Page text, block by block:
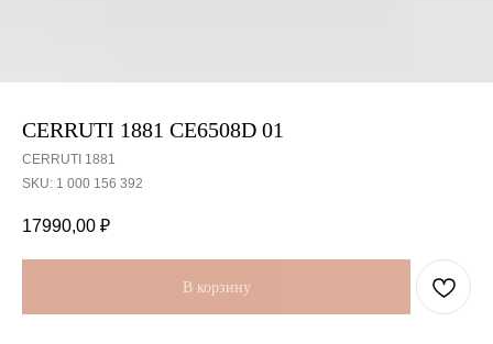
CERRUTI 1881 CE6508D 01
CERRUTI 1881
SKU: 1 000 156 392
17990,00 ₽
В корзину